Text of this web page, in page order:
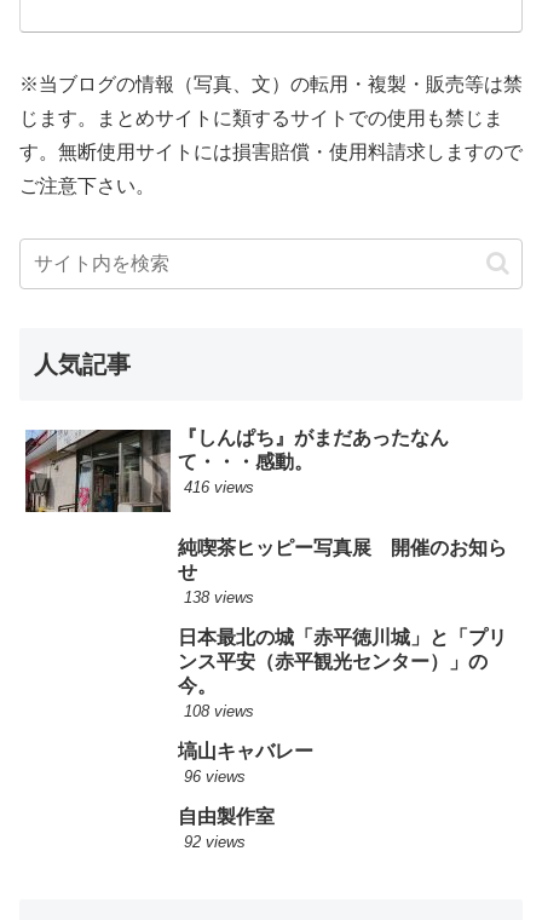
※当ブログの情報（写真、文）の転用・複製・販売等は禁
じます。まとめサイトに類するサイトでの使用も禁じま
す。無断使用サイトには損害賠償・使用料請求しますので
ご注意下さい。
人気記事
『しんぱち』がまだあったなん
て・・・感動。
416 views
純喫茶ヒッピー写真展 開催のお知ら
せ
138 views
日本最北の城「赤平徳川城」と「プリ
ンス平安（赤平観光センター）」の
今。
108 views
塙山キャバレー
96 views
自由製作室
92 views